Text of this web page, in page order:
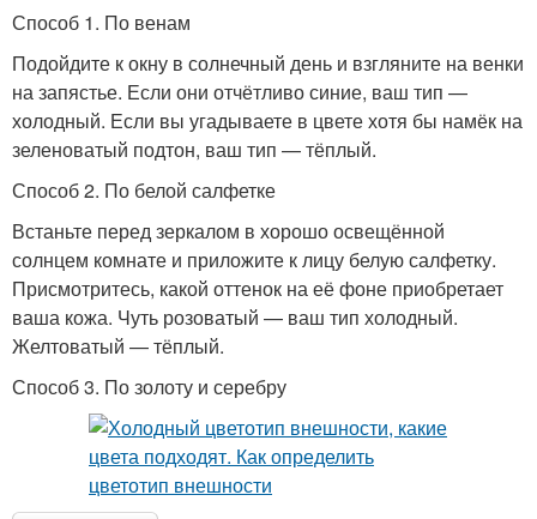
Способ 1. По венам
Подойдите к окну в солнечный день и взгляните на венки
на запястье. Если они отчётливо синие, ваш тип —
холодный. Если вы угадываете в цвете хотя бы намёк на
зеленоватый подтон, ваш тип — тёплый.
Способ 2. По белой салфетке
Встаньте перед зеркалом в хорошо освещённой
солнцем комнате и приложите к лицу белую салфетку.
Присмотритесь, какой оттенок на её фоне приобретает
ваша кожа. Чуть розоватый — ваш тип холодный.
Желтоватый — тёплый.
Способ 3. По золоту и серебру